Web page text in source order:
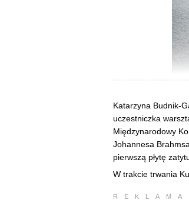
Katarzyna Budnik-
uczestniczka
Międzynarodowy
Johannesa
pierwszą płytę
W trakcie trwania
REKLAMA